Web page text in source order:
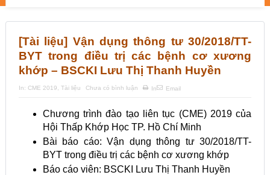
[Tài liệu] Vận dụng thông tư 30/2018/TT-
BYT trong điều trị các bệnh cơ xương
khớp – BSCKI Lưu Thị Thanh Huyền
In: CME 2019 Tài liệu Chưa có bình luận In Email
Chương trình đào tạo liên tục (CME) 2019 của
Hội Thấp Khớp Học TP. Hồ Chí Minh
Bài báo cáo: Vận dụng thông tư 30/2018/TT-
BYT trong điều trị các bệnh cơ xương khớp
Báo cáo viên: BSCKI Lưu Thị Thanh Huyền